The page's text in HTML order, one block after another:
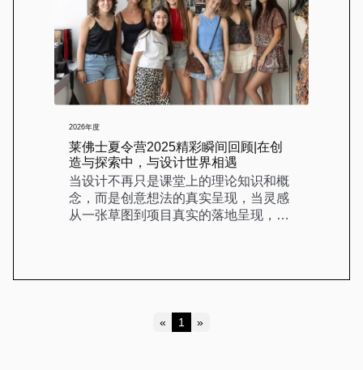
2026年度
莱佛士夏令营2025精彩瞬间回顾|在创
造与探索中，与设计世界相遇
当设计不再只是课堂上的理论知识和概
念，而是创意想法的真实呈现，当灵感
从一张草图到项目真实的落地呈现，年
«
Previous
1 »
Next